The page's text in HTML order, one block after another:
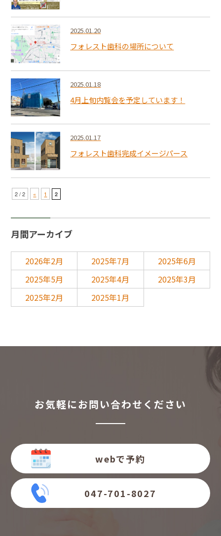
2025.01.20
フォレスト歯科の場所について
2025.01.18
4月上旬内覧会を予定しています！
2025.01.17
フォレスト歯科完成イメージパース
2 / 2 « 1 2
月間アーカイブ
2026年2月 2025年7月
2025年6月
2025年5月
2025年4月
2025年3月
2025年2月
2025年1月
お気軽にお問い合わせください
webで予約
047-701-8027